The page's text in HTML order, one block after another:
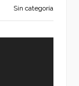
Sin categoría